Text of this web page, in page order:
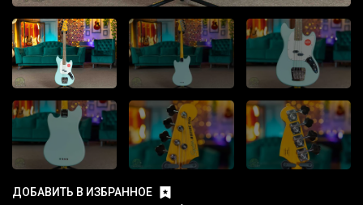
ДОБАВИТЬ В ИЗБРАННОЕ